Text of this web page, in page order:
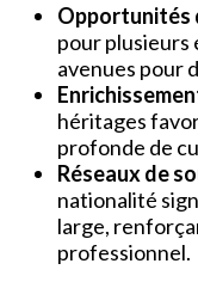
Opportunités
pour plusieurs
avenues pour
héritages
profonde de
Réseaux de
nationalité
large,
professionnel.